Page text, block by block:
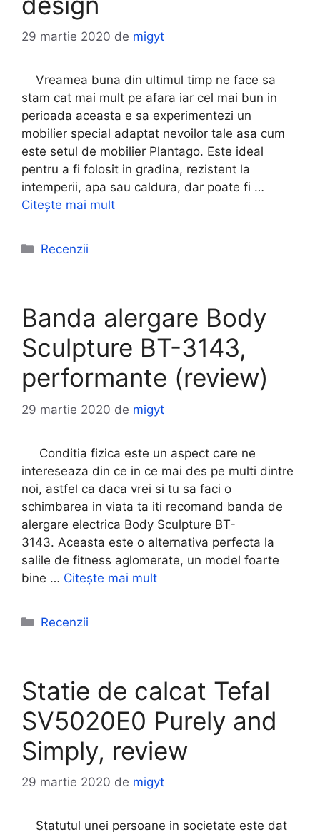
29 martie 2020 de migyt
Vreamea buna din ultimul timp ne face sa
stam cat mai mult pe afara iar cel mai bun in
perioada aceasta e sa experimentezi un
mobilier special adaptat nevoilor tale asa cum
este setul de mobilier Plantago. Este ideal
pentru a fi folosit in gradina, rezistent la
intemperii, apa sau caldura, dar poate fi …
Citește mai mult
Categorii
Recenzii
Banda alergare Body
Sculpture BT-3143,
performante (review)
29 martie 2020 de migyt
Conditia fizica este un aspect care ne
intereseaza din ce in ce mai des pe multi dintre
noi, astfel ca daca vrei si tu sa faci o
schimbarea in viata ta iti recomand banda de
alergare electrica Body Sculpture BT-
3143. Aceasta este o alternativa perfecta la
salile de fitness aglomerate, un model foarte
bine … Citește mai mult
Categorii
Recenzii
Statie de calcat Tefal
SV5020E0 Purely and
Simply, review
29 martie 2020 de migyt
Statutul unei persoane in societate este dat